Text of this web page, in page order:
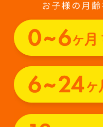
お子様の月